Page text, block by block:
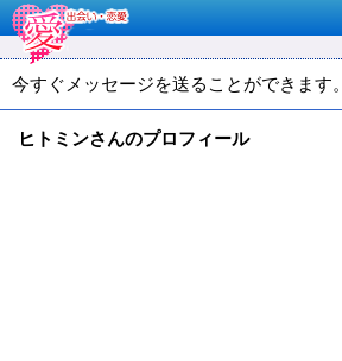
今すぐメッセージを送ることができます。
ヒトミンさんのプロフィール